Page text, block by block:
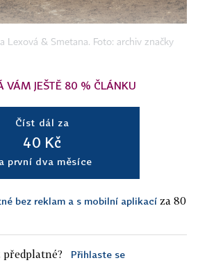
Lexová & Smetana. Foto: archiv značky
VÁM JEŠTĚ 80 % ČLÁNKU
Číst dál za
40 Kč
první dva měsíce
bez reklam a s mobilní aplikací za 80
předplatné? Přihlaste se